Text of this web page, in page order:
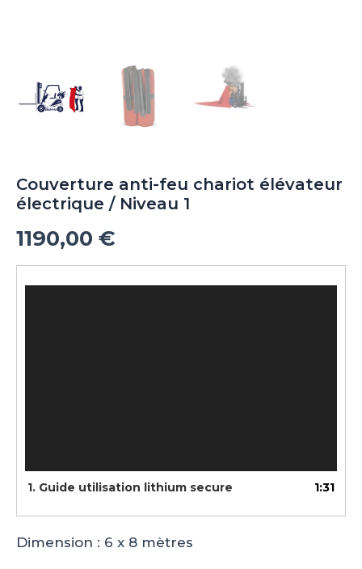
Couverture anti-feu chariot élévateur
électrique / Niveau 1
1190,00 €
1. Guide utilisation lithium secure 1:31
Dimension : 6 x 8 mètres